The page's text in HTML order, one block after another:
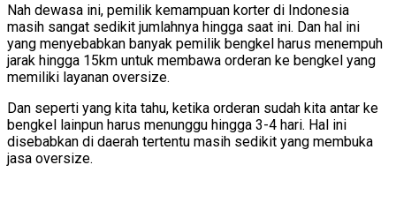
Nah dewasa ini, pemilik kemampuan korter di Indonesia
masih sangat sedikit jumlahnya hingga saat ini. Dan hal ini
yang menyebabkan banyak pemilik bengkel harus menempuh
jarak hingga 15km untuk membawa orderan ke bengkel yang
memiliki layanan oversize.
Dan seperti yang kita tahu, ketika orderan sudah kita antar ke
bengkel lainpun harus menunggu hingga 3-4 hari. Hal ini
disebabkan di daerah tertentu masih sedikit yang membuka
jasa oversize.